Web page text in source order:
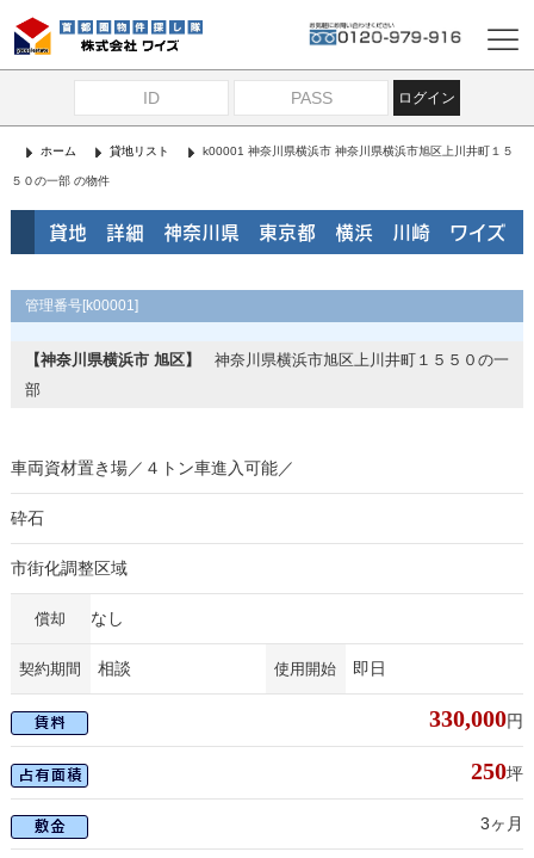
ログイン
ホーム 貸地リスト k00001 神奈川県横浜市 神奈川県横浜市旭区上川井町１５
５０の一部 の物件
貸地 詳細 神奈川県 東京都 横浜 川崎 ワイズ
管理番号[k00001]
【神奈川県横浜市 旭区】
神奈川県横浜市旭区上川井町１５５０の一
部
車両資材置き場／４トン車進入可能／
砕石
市街化調整区域
償却 なし
契約期間 相談 使用開始 即日
330,000円
250坪
3ヶ月